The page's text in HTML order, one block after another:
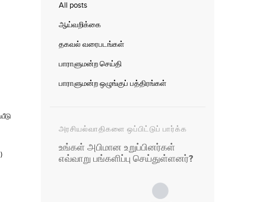
All posts
ஆய்வறிக்கை
தகவல் வரைபடங்கள்
பாராளுமன்ற செய்தி
பாராளுமன்ற ஒழுங்குப் பத்திரங்கள்
அரசியல்வாதிகளை ஒப்பிட்டுப் பார்க்க
உங்கள் அபிமான உறுப்பினர்கள்
எவ்வாறு பங்களிப்பு செய்துள்ளனர்?